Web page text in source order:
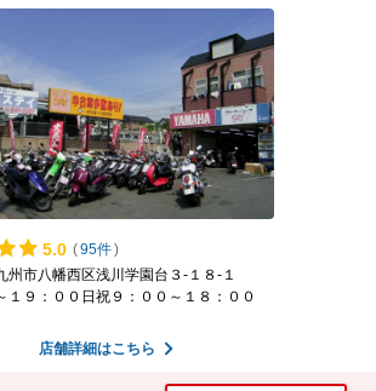
5.0 (95件)
州市八幡西区浅川学園台３-１８-１
１９：００日祝９：００～１８：００
店舗詳細はこちら